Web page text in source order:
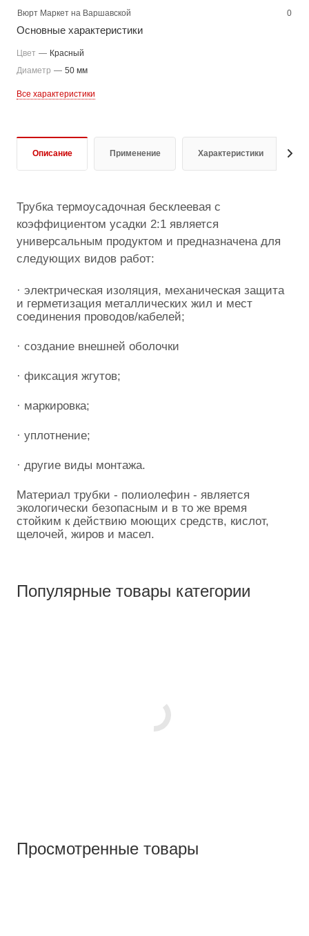
Вюрт Маркет на Варшавской
0
Основные характеристики
Цвет — Красный
Диаметр — 50 мм
Все характеристики
Описание Применение Характеристики
Трубка термоусадочная бесклеевая с
коэффициентом усадки 2:1 является
универсальным продуктом и предназначена для
следующих видов работ:
· электрическая изоляция, механическая защита
и герметизация металлических жил и мест
соединения проводов/кабелей;
· создание внешней оболочки
· фиксация жгутов;
· маркировка;
· уплотнение;
· другие виды монтажа.
Материал трубки - полиолефин - является
экологически безопасным и в то же время
стойким к действию моющих средств, кислот,
щелочей, жиров и масел.
Популярные товары категории
Просмотренные товары